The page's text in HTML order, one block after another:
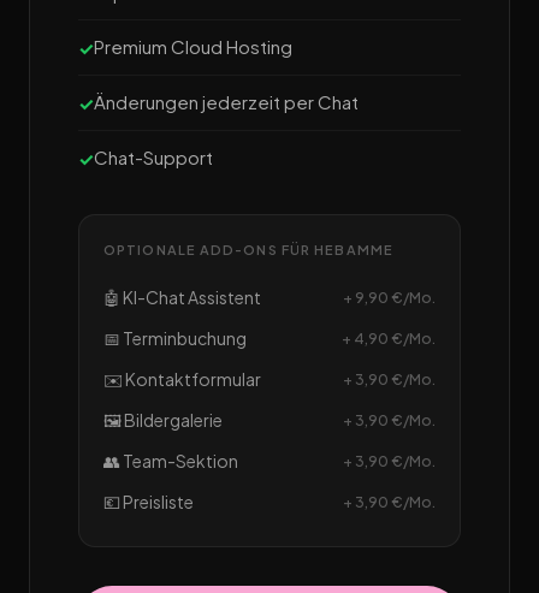
Premium Cloud Hosting
Änderungen jederzeit per Chat
Chat-Support
OPTIONALE ADD-ONS FÜR HEBAMME
🤖 KI-Chat Assistent + 9,90 €/Mo.
📅 Terminbuchung + 4,90 €/Mo.
✉️ Kontaktformular + 3,90 €/Mo.
🖼️ Bildergalerie + 3,90 €/Mo.
👥 Team-Sektion + 3,90 €/Mo.
💶 Preisliste + 3,90 €/Mo.